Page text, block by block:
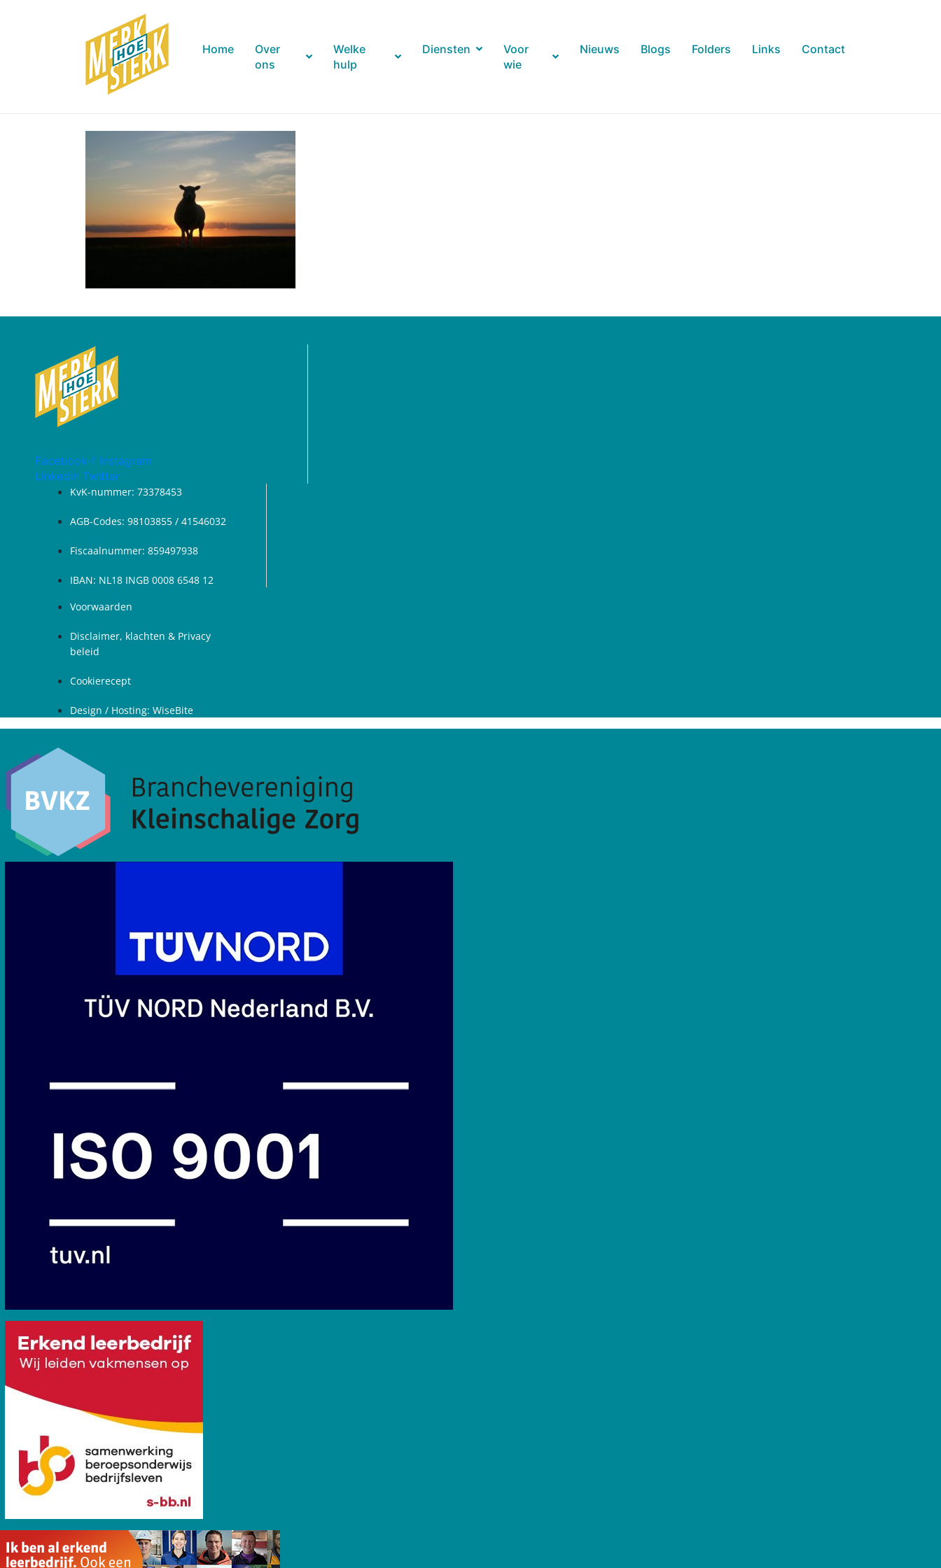
Home
Over
ons
Welke
hulp
Diensten
Voor
wie
Nieuws Blogs Folders Links Contact
Facebook-f Instagram
Linkedin Twitter
KvK-nummer: 73378453
AGB-Codes: 98103855 / 41546032
Fiscaalnummer: 859497938
IBAN: NL18 INGB 0008 6548 12
Voorwaarden
Disclaimer, klachten & Privacy
beleid
Cookierecept
Design / Hosting: WiseBite